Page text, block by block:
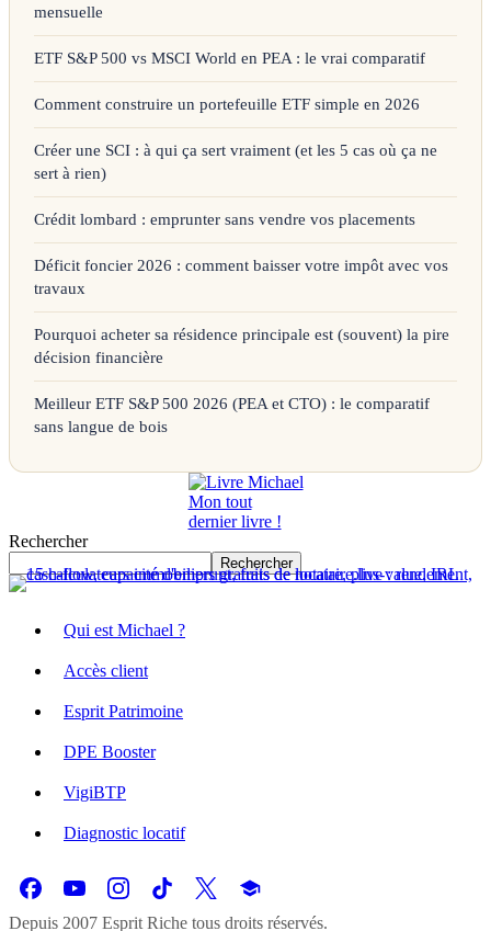
mensuelle
ETF S&P 500 vs MSCI World en PEA : le vrai comparatif
Comment construire un portefeuille ETF simple en 2026
Créer une SCI : à qui ça sert vraiment (et les 5 cas où ça ne
sert à rien)
Crédit lombard : emprunter sans vendre vos placements
Déficit foncier 2026 : comment baisser votre impôt avec vos
travaux
Pourquoi acheter sa résidence principale est (souvent) la pire
décision financière
Meilleur ETF S&P 500 2026 (PEA et CTO) : le comparatif
sans langue de bois
Mon tout
dernier livre !
Rechercher
Rechercher
Qui est Michael ?
Accès client
Esprit Patrimoine
DPE Booster
VigiBTP
Diagnostic locatif
Depuis 2007 Esprit Riche tous droits réservés.